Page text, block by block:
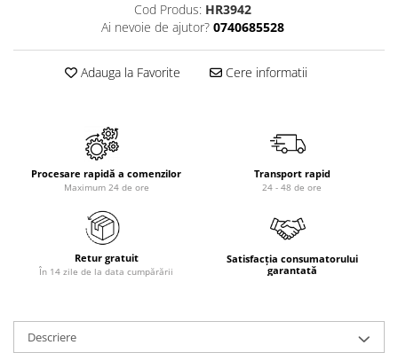
Cod Produs: HR3942
Ai nevoie de ajutor? 0740685528
Adauga la Favorite Cere informatii
Procesare rapidă a comenzilor
Maximum 24 de ore
Transport rapid
24 - 48 de ore
Retur gratuit
În 14 zile de la data cumpărării
Satisfacția consumatorului
garantată
Descriere